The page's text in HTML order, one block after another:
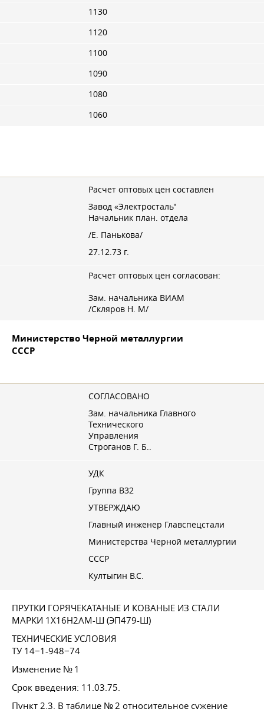
1130
1120
1100
1090
1080
1060
Расчет оптовых цен составлен
Завод «Электросталь"
Начальник план. отдела
/Е. Панькова/
27.12.73 г.
Расчет оптовых цен согласован:
Зам. начальника ВИАМ
/Скляров Н. М/
Министерство Черной металлургии
СССР
СОГЛАСОВАНО
Зам. начальника Главного
Технического
Управления
Строганов Г. Б..
УДК
Группа В32
УТВЕРЖДАЮ
Главный инженер Главспецстали
Министерства Черной металлургии
СССР
Култыгин В.С.
ПРУТКИ ГОРЯЧЕКАТАНЫЕ И КОВАНЫЕ ИЗ СТАЛИ
МАРКИ 1Х16Н2АМ-Ш (ЭП479-Ш)
ТЕХНИЧЕСКИЕ УСЛОВИЯ
ТУ 14−1-948−74
Изменение № 1
Срок введения: 11.03.75.
Пункт 2.3. В таблице № 2 относительное сужение